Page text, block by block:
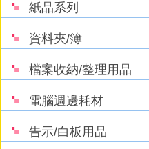
紙品系列
資料夾/簿
檔案收納/整理用品
電腦週邊耗材
告示/白板用品